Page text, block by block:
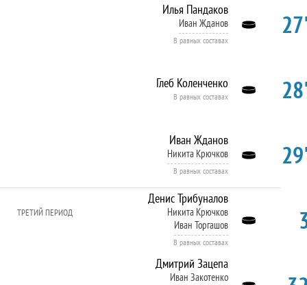
Илья Пандаков
Иван Жданов
В равных составах
Глеб Коленченко
В равных составах
Иван Жданов
Никита Крючков
В равных составах
ТРЕТИЙ ПЕРИОД
Денис Трибуналов
Никита Крючков
Иван Торгашов
В равных составах
Дмитрий Зацепа
Иван Закотенко